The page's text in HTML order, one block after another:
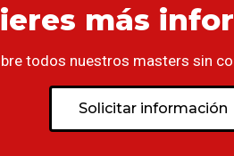
más
todos nuestros masters sin
Solicitar información